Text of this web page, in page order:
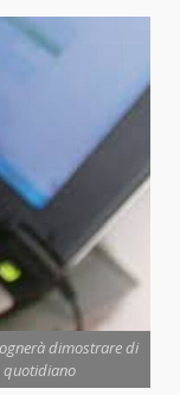
dimostrare di
quotidiano